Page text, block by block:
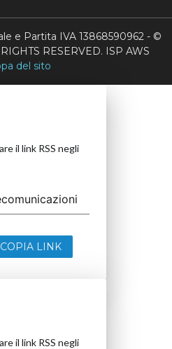
e Partita IVA 13868590962 - ©
RESERVED. ISP AWS
del sito
il link RSS negli
COPIA LINK
il link RSS negli